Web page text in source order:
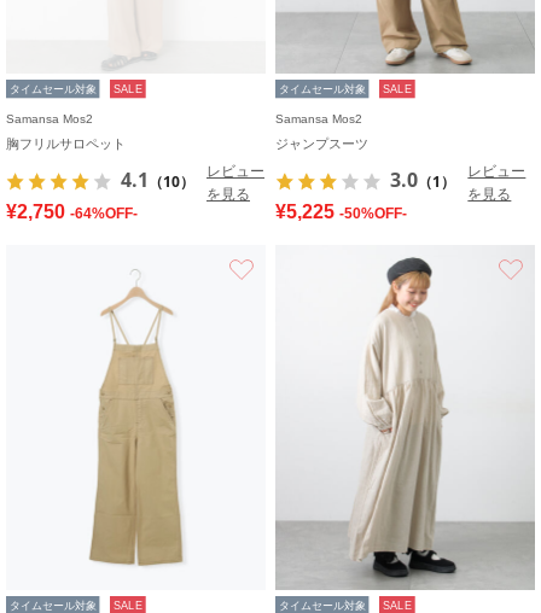
タイムセール対象 SALE
Samansa Mos2
胸フリルサロペット
4.1 （10）
レビュー
を見る
¥2,750 -64%OFF-
タイムセール対象 SALE
Samansa Mos2
ジャンプスーツ
3.0 （1）
レビュー
を見る
¥5,225 -50%OFF-
タイムセール対象 SALE タイムセール対象 SALE